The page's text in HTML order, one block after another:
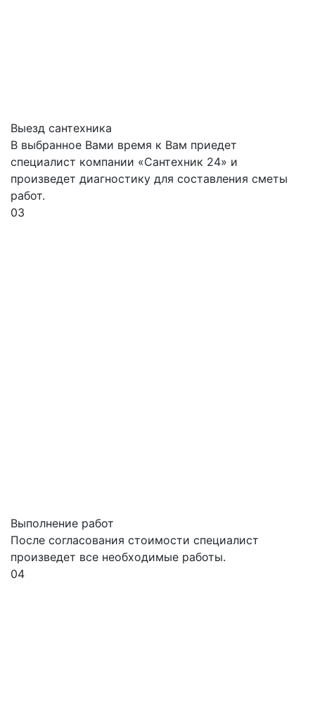
Выезд сантехника
В выбранное Вами время к Вам приедет
специалист компании «Сантехник 24» и
произведет диагностику для составления сметы
работ.
03
Выполнение работ
После согласования стоимости специалист
произведет все необходимые работы.
04